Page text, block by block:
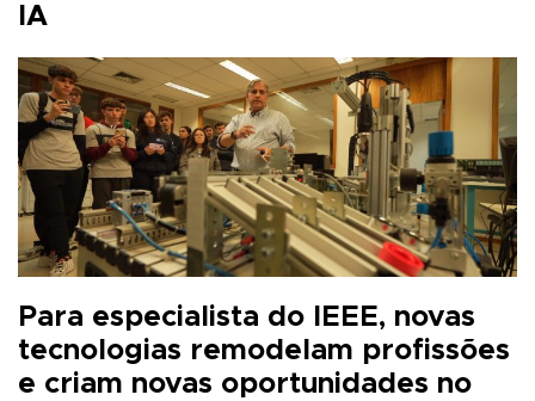
IA
Para especialista do IEEE, novas
tecnologias remodelam profissões
e criam novas oportunidades no